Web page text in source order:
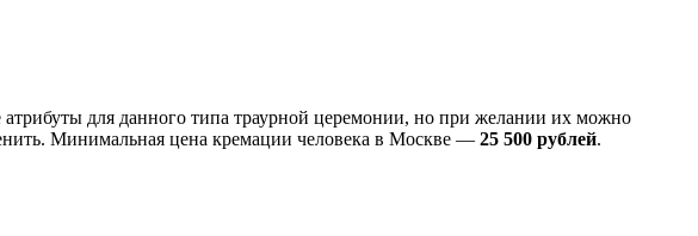
для данного типа траурной церемонии, но при желании их можно
Минимальная цена кремации человека в Москве — 25 500 рублей.